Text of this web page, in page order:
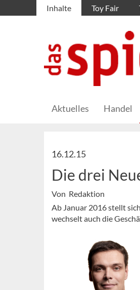
Inhalte Toy Fair
Aktuelles Handel
16.12.15
Die drei
Von Redaktion
Ab Januar 2016 stellt
wechselt auch die